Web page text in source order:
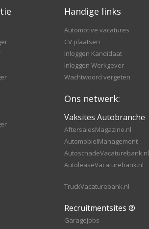
Handige links
Automotive vacatures
CV plaatsen
Inloggen Kandidaat
Inloggen Werkgever
Wachtwoord vergeten
Ons netwerk:
Vaksites Autobranche
AftersalesMagazine.nl
AutomobielManagement
AutoschadeVacaturebank.nl
AutoleaseVacaturebank.nl
TruckVacaturebank.nl
Recruitmentsites ®
Garagejobs